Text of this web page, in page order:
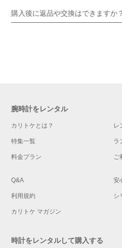
購入後に返品や交換はできますか
腕時計をレンタル
カリトケとは？ レ
特集一覧 ラ
料金プラン ご
Q&A 安
利用規約 シ
カリトケ マガジン
時計をレンタルして購入する